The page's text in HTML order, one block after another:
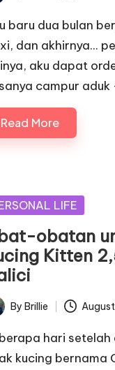
baru dua bulan
dan akhirnya...
aku dapat
campur
Read More
LIFE
obatan
Kitten
By Brillie
hari
kucing bernama